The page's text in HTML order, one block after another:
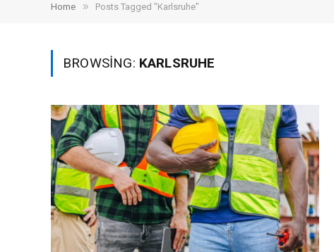
Home » Posts Tagged "Karlsruhe"
BROWSING: KARLSRUHE